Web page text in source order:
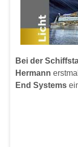
Bei der
Hermann
End Systems